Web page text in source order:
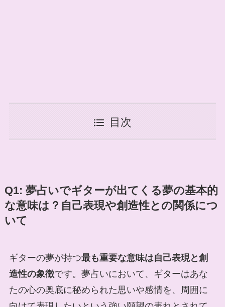
目次
Q1: 夢占いでギターが出てくる夢の基本的
な意味は？自己表現や創造性との関係につ
いて
ギターの夢が持つ最も重要な意味は自己表現と創
造性の象徴です。夢占いにおいて、ギターはあな
たの心の奥底に秘められた思いや感情を、周囲に